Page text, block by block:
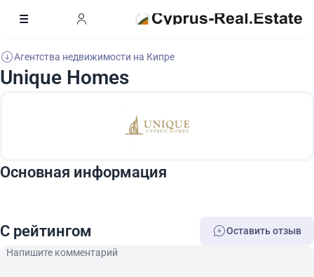
Агентства недвижимости на Кипре
Unique Homes
Основная информация
C рейтингом Оставить отзыв